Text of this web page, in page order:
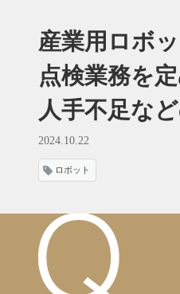
産業用ロボ
点検業務を定
人手不足な
2024.10.22
ロボット